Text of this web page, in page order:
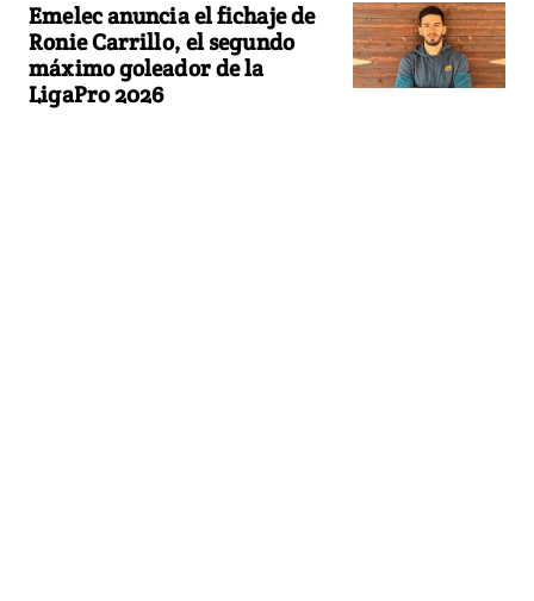
Emelec anuncia el fichaje de
Ronie Carrillo, el segundo
máximo goleador de la
LigaPro 2026